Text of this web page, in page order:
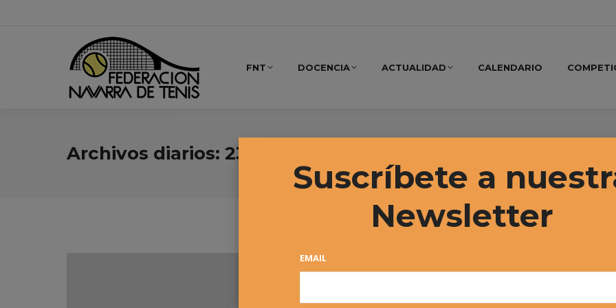
FNT DOCENCIA ACTUALIDAD CALENDARIO
Archivos diarios: 23 diciembre, 2015
Suscríbete a
Newsletter
EMAIL